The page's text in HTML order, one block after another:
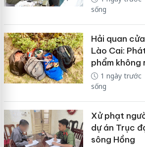
sống
Hải quan
Lào Cai:
phẩm không
1 ngày trước
sống
Xử phạt
dự án Trục
sông Hồng